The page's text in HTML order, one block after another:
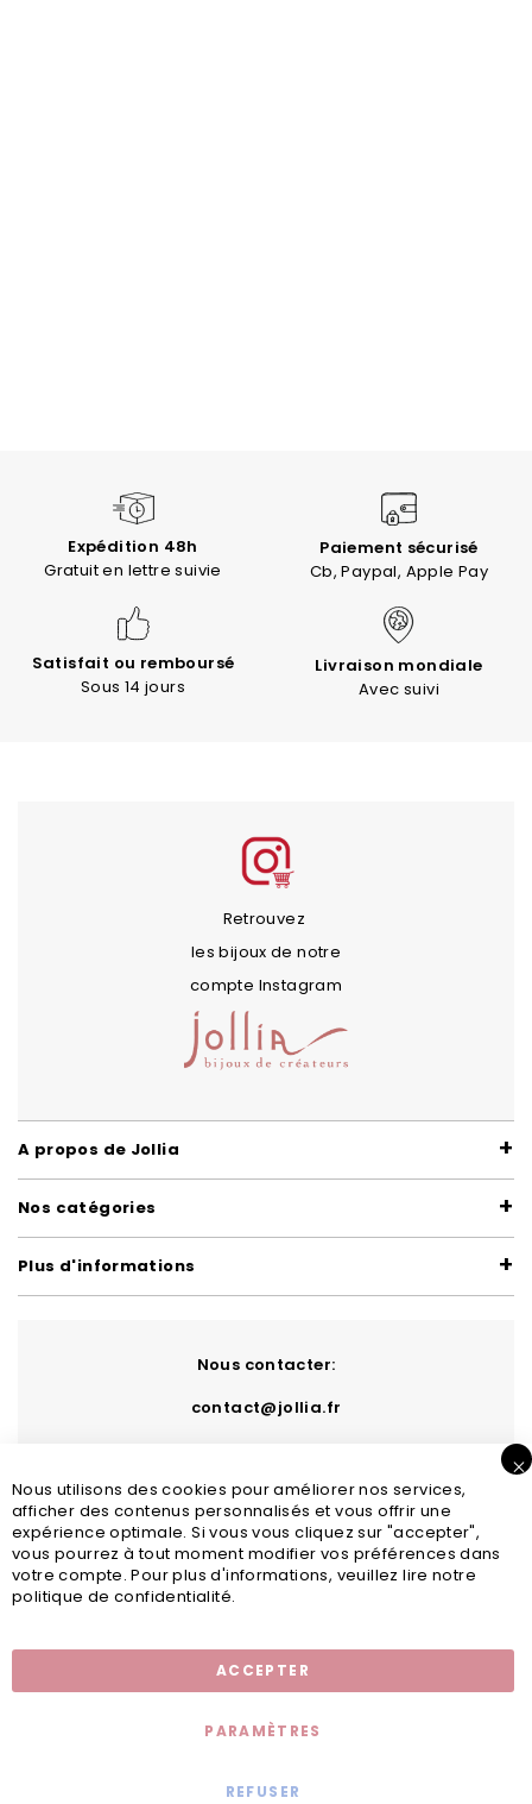
Expédition 48h
Gratuit en lettre suivie
Paiement sécurisé
Cb, Paypal, Apple Pay
Satisfait ou remboursé
Sous 14 jours
Livraison mondiale
Avec suivi
Retrouvez
les bijoux de notre
compte Instagram
A propos de Jollia
Nos catégories
Plus d'informations
Nous contacter:
contact@jollia.fr
Nous utilisons des cookies pour améliorer nos services,
afficher des contenus personnalisés et vous offrir une
expérience optimale. Si vous vous cliquez sur "accepter",
vous pourrez à tout moment modifier vos préférences dans
votre compte. Pour plus d'informations, veuillez lire notre
politique de confidentialité.
ACCEPTER
PARAMÈTRES
REFUSER